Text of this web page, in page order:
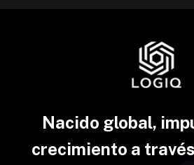
Nacido global,
crecimiento a